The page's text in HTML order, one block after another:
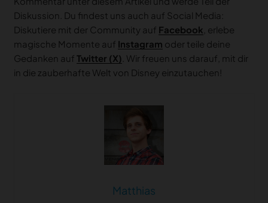
Diskussion. Du findest uns auch auf Social Media:
Diskutiere mit der Community auf Facebook , erlebe
magische Momente auf Instagram oder teile deine
Gedanken auf Twitter (X) . Wir freuen uns darauf, mit dir
in die zauberhafte Welt von Disney einzutauchen!
Matthias